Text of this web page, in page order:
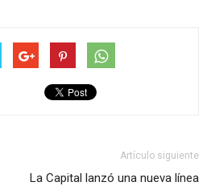
Artículo siguiente
La Capital lanzó una nueva línea